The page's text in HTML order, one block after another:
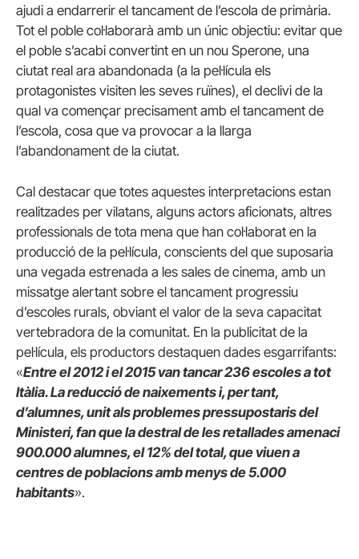
ajudi a endarrerir el tancament de l’escola de primària.
Tot el poble col·laborarà amb un únic objectiu: evitar que
el poble s’acabi convertint en un nou Sperone, una
ciutat real ara abandonada (a la pel·lícula els
protagonistes visiten les seves ruïnes), el declivi de la
qual va començar precisament amb el tancament de
l’escola, cosa que va provocar a la llarga
l’abandonament de la ciutat.
Cal destacar que totes aquestes interpretacions estan
realitzades per vilatans, alguns actors aficionats, altres
professionals de tota mena que han col·laborat en la
producció de la pel·lícula, conscients del que suposaria
una vegada estrenada a les sales de cinema, amb un
missatge alertant sobre el tancament progressiu
d’escoles rurals, obviant el valor de la seva capacitat
vertebradora de la comunitat. En la publicitat de la
pel·lícula, els productors destaquen dades esgarrifants:
«Entre el 2012 i el 2015 van tancar 236 escoles a tot
Itàlia. La reducció de naixements i, per tant,
d’alumnes, unit als problemes pressupostaris del
Ministeri, fan que la destral de les retallades amenaci
900.000 alumnes, el 12% del total, que viuen a
centres de poblacions amb menys de 5.000
habitants».